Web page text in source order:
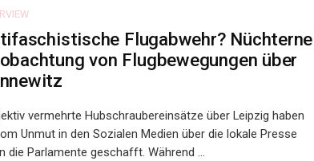
Flugabwehr? Nüchterne
von Flugbewegungen über
vermehrte Hubschraubereinsätze über Leipzig haben
Unmut in den Sozialen Medien über die lokale Presse
die Parlamente geschafft. Während ...